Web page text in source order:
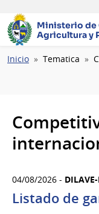
Ministerio de
Agricultura y
Ruta
Inicio Tematica
04/08/2026 -
Listado de